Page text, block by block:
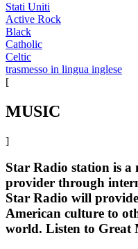
Stati Uniti
Active Rock
Black
Catholic
Celtic
trasmesso in lingua inglese
[
MUSIC
]
Star Radio station is a
provider through
Star Radio will
American culture to
world. Listen to Great